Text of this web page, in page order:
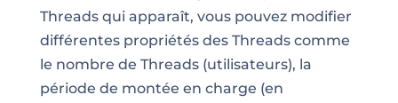
Threads qui apparaît, vous pouvez modifier
différentes propriétés des Threads comme
le nombre de Threads (utilisateurs), la
période de montée en charge (en